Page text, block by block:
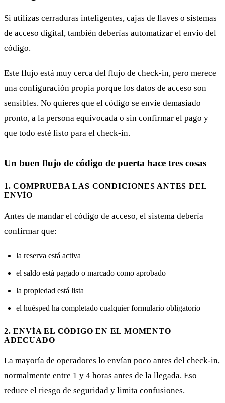
Si utilizas cerraduras inteligentes, cajas de llaves o sistemas
de acceso digital, también deberías automatizar el envío del
código.
Este flujo está muy cerca del flujo de check-in, pero merece
una configuración propia porque los datos de acceso son
sensibles. No quieres que el código se envíe demasiado
pronto, a la persona equivocada o sin confirmar el pago y
que todo esté listo para el check-in.
Un buen flujo de código de puerta hace tres cosas
1. COMPRUEBA LAS CONDICIONES ANTES DEL
ENVÍO
Antes de mandar el código de acceso, el sistema debería
confirmar que:
la reserva está activa
el saldo está pagado o marcado como aprobado
la propiedad está lista
el huésped ha completado cualquier formulario obligatorio
2. ENVÍA EL CÓDIGO EN EL MOMENTO
ADECUADO
La mayoría de operadores lo envían poco antes del check-in,
normalmente entre 1 y 4 horas antes de la llegada. Eso
reduce el riesgo de seguridad y limita confusiones.